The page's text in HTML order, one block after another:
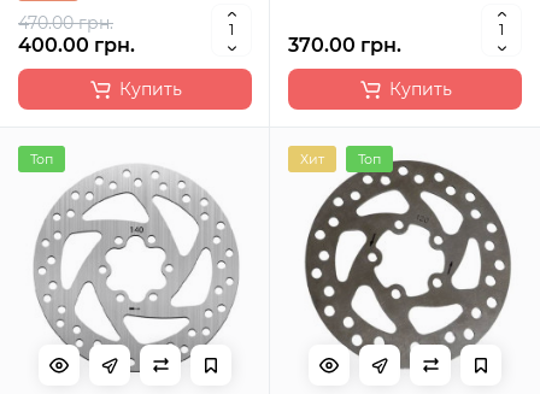
470.00 грн.
400.00 грн.
Купить
370.00 грн.
Купить
Топ Хит Топ